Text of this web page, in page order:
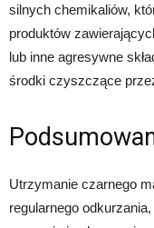
silnych chemikaliów,
produktów
lub inne agresywne
środki czyszczące
Utrzymanie czarnego
regularnego